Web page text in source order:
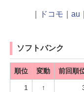
ドコモ ｜au
ソフトバンク
順位 変動 前回順
1 ↑